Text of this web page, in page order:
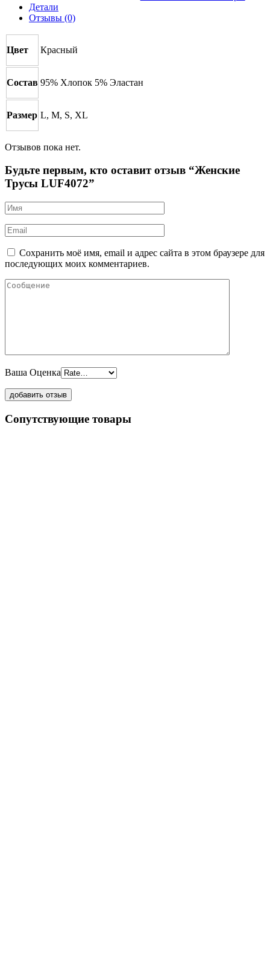
Детали
Отзывы (0)
Цвет Красный
Состав 95% Хлопок 5% Эластан
Размер L, M, S, XL
Отзывов пока нет.
Будьте первым, кто оставит отзыв “Женские
Трусы LUF4072”
Сохранить моё имя, email и адрес сайта в этом браузере для
последующих моих комментариев.
Ваша Оценка
Сопутствующие товары